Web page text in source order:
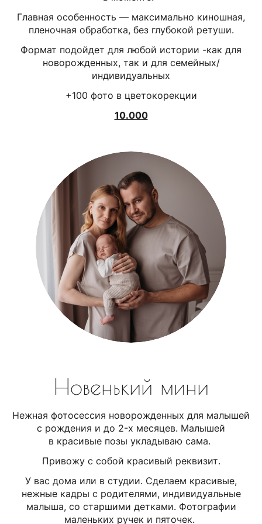
Главная особенность — максимально киношная,
пленочная обработка, без глубокой ретуши.
Формат подойдет для любой истории -как для
новорожденных, так и для семейных/
индивидуальных
+100 фото в цветокорекции
10.000
Новенький мини
Нежная фотосессия новорожденных для малышей
с рождения и до 2-х месяцев. Малышей
в красивые позы укладываю сама.
Привожу с собой красивый реквизит.
У вас дома или в студии. Сделаем красивые,
нежные кадры с родителями, индивидуальные
малыша, со старшими детками. Фотографии
маленьких ручек и пяточек.